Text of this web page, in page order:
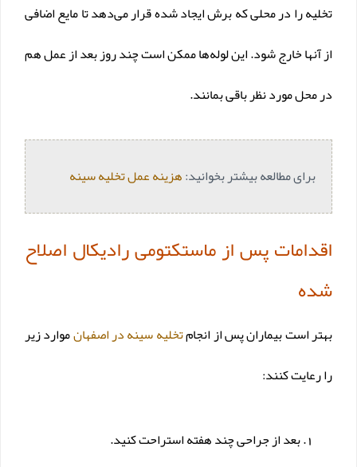
تخلیه را در محلی که برش ایجاد شده قرار می‌دهد تا مایع اضافی
از آنها خارج شود. این لوله‌ها ممکن است چند روز بعد از عمل هم
در محل مورد نظر باقی بمانند.
برای مطالعه بیشتر بخوانید:هزینه عمل تخلیه سینه
اقدامات پس از ماستکتومی رادیکال اصلاح
شده
بهتر است بیماران پس از انجامتخلیه سینه در اصفهانموارد زیر
را رعایت کنند:
بعد از جراحی چند هفته استراحت کنید.